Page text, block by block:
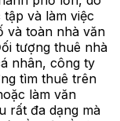
và làm việc
và toàn nhà văn
tượng thuê nhà
nhân, công ty
tìm thuê trên
làm văn
rất đa dạng mà